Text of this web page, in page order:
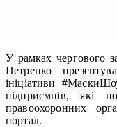
У рамках чергового
Петренко
ініціативи
підприємців, які
правоохоронних
портал.